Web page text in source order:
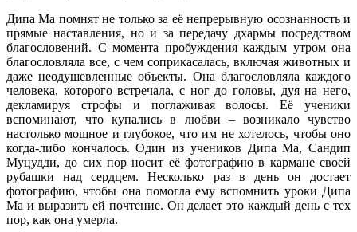
Дипа Ма помнят не только за её непрерывную осознанность и
прямые наставления, но и за передачу дхармы посредством
благословений. С момента пробуждения каждым утром она
благословляла все, с чем соприкасалась, включая животных и
даже неодушевленные объекты. Она благословляла каждого
человека, которого встречала, с ног до головы, дуя на него,
декламируя строфы и поглаживая волосы. Её ученики
вспоминают, что купались в любви – возникало чувство
настолько мощное и глубокое, что им не хотелось, чтобы оно
когда-либо кончалось. Один из учеников Дипа Ма, Сандип
Муцудди, до сих пор носит её фотографию в кармане своей
рубашки над сердцем. Несколько раз в день он достает
фотографию, чтобы она помогла ему вспомнить уроки Дипа
Ма и выразить ей почтение. Он делает это каждый день с тех
пор, как она умерла.